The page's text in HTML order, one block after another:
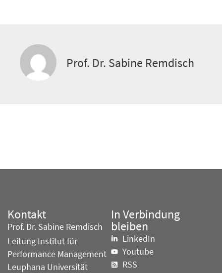
Prof. Dr. Sabine Remdisch
Kontakt
Prof. Dr. Sabine Remdisch
Leitung Institut für
Performance Management
Leuphana Universität
In Verbindung
bleiben
LinkedIn
Youtube
RSS